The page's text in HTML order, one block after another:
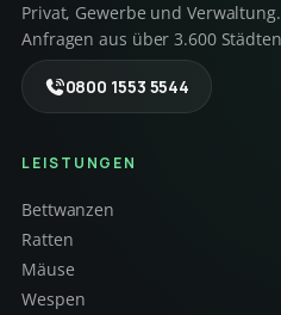
Privat, Gewerbe und
Anfragen aus über 3.600
0800 1553 5544
LEISTUNGEN
Bettwanzen
Ratten
Mäuse
Wespen